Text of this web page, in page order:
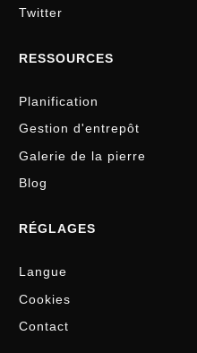
Twitter
RESSOURCES
Planification
Gestion d'entrepôt
Galerie de la pierre
Blog
RÉGLAGES
Langue
Cookies
Contact